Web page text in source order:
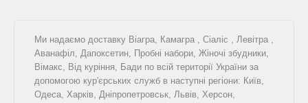
Ми надаємо доставку Віагра, Камагра , Сіаліс , Левітра ,
Аванафіл, Дапоксетин, Пробні набори, Жіночі збудники,
Вімакс, Від куріння, Бади по всій території України за
допомогою кур'єрських служб в наступні регіони: Київ,
Одеса, Харків, Дніпропетровськ, Львів, Херсон,